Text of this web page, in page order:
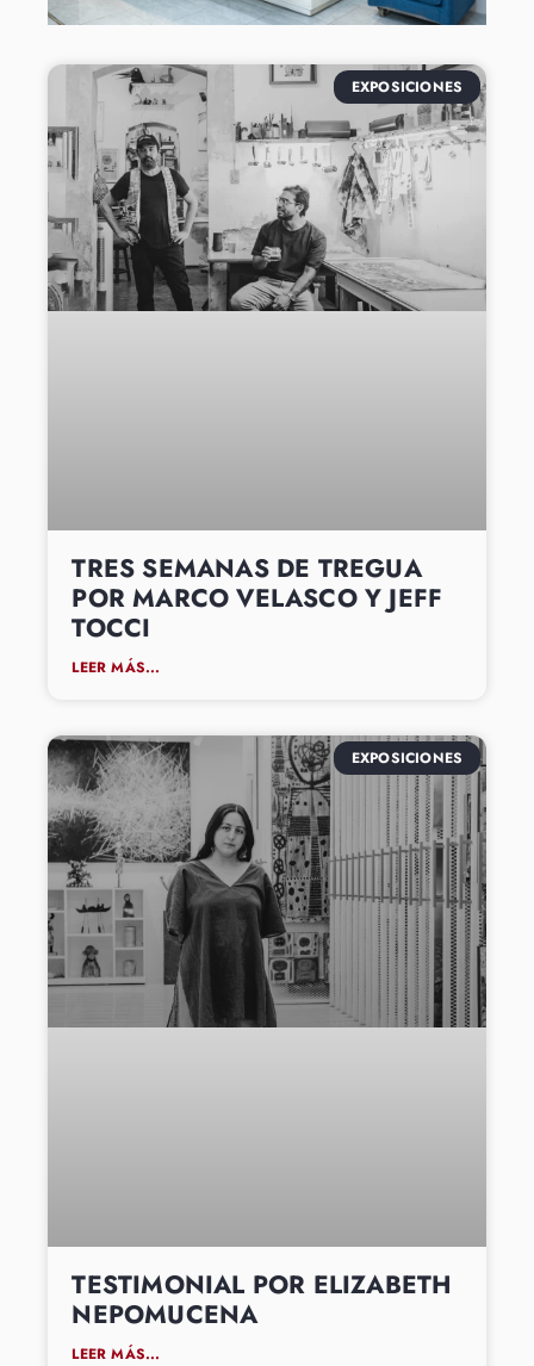
EXPOSICIONES
TRES SEMANAS DE TREGUA
POR MARCO VELASCO Y JEFF
TOCCI
LEER MÁS...
EXPOSICIONES
TESTIMONIAL POR ELIZABETH
NEPOMUCENA
LEER MÁS...